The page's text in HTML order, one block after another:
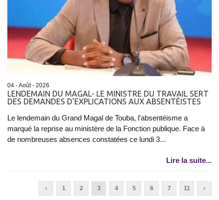
04 - Août - 2026
LENDEMAIN DU MAGAL- LE MINISTRE DU TRAVAIL SERT
DES DEMANDES D'EXPLICATIONS AUX ABSENTÉISTES
Le lendemain du Grand Magal de Touba, l'absentéisme a
marqué la reprise au ministère de la Fonction publique. Face à
de nombreuses absences constatées ce lundi 3...
Lire la suite...
1 2 3 4 5 6 7 11